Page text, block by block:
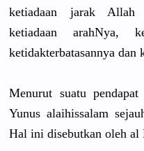
ketiadaan jarak Allah
ketiadaan arahNya,
ketidakterbatasannya dan
Menurut suatu
Yunus alaihissalam
Hal ini disebutkan oleh al